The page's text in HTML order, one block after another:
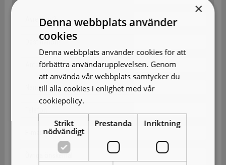
×
Denna webbplats använder
cookies
Denna webbplats använder cookies för att
förbättra användarupplevelsen. Genom
att använda vår webbplats samtycker du
till alla cookies i enlighet med vår
cookiepolicy.
Strikt
nödvändigt
Prestanda Inriktning